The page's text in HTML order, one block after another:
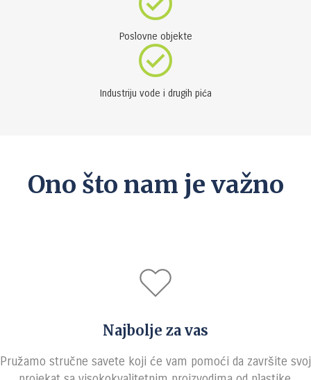
Poslovne objekte
Industriju vode i drugih pića
Ono što nam je važno
Najbolje za vas
Pružamo stručne savete koji će vam pomoći da završite svoj